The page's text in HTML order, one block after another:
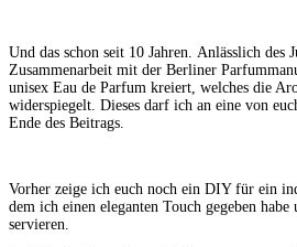
Und das schon seit 10 Jahren. Anlässlich des
Zusammenarbeit mit der Berliner
unisex Eau de Parfum kreiert, welches die
widerspiegelt. Dieses darf ich an eine von
Ende des Beitrags.
Vorher zeige ich euch noch ein DIY für ein
dem ich einen eleganten Touch gegeben
servieren.